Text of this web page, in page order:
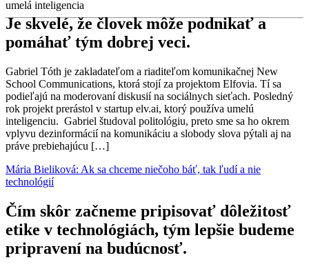
umelá inteligencia
Je skvelé, že človek môže podnikať a
pomáhať tým dobrej veci.
Gabriel Tóth je zakladateľom a riaditeľom komunikačnej New
School Communications, ktorá stojí za projektom Elfovia. Tí sa
podieľajú na moderovaní diskusií na sociálnych sieťach. Posledný
rok projekt prerástol v startup elv.ai, ktorý používa umelú
inteligenciu. Gabriel študoval politológiu, preto sme sa ho okrem
vplyvu dezinformácií na komunikáciu a slobody slova pýtali aj na
práve prebiehajúcu […]
Mária Bieliková: Ak sa chceme niečoho báť, tak ľudí a nie
technológií
Čím skôr začneme pripisovať dôležitosť
etike v technológiách, tým lepšie budeme
pripravení na budúcnosť.